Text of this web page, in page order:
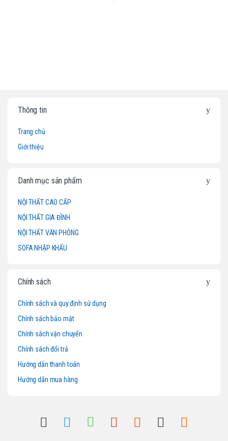
Thông tin
Trang chủ
Giới thiệu
Danh mục sản phẩm
NỘI THẤT CAO CẤP
NỘI THẤT GIA ĐÌNH
NỘI THẤT VĂN PHÒNG
SOFA NHẬP KHẨU
Chính sách
Chính sách và quy định sử dụng
Chính sách bảo mật
Chính sách vận chuyển
Chính sách đổi trả
Hướng dẫn thanh toán
Hướng dẫn mua hàng